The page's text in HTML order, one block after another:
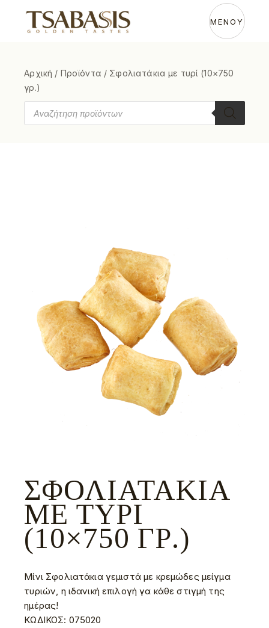
ΜΕΝΟΥ
Αρχική / Προϊόντα / Σφολιατάκια με τυρί (10×750
γρ.)
ΣΦΟΛΙΑΤΆΚΙΑ
ΜΕ ΤΥΡΊ
(10×750 ΓΡ.)
Μίνι Σφολιατάκια γεμιστά με κρεμώδες μείγμα
τυριών, η ιδανική επιλογή γα κάθε στιγμή της
ημέρας!
ΚΩΔΙΚΟΣ: 075020